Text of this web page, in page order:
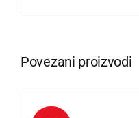
Povezani proizvodi